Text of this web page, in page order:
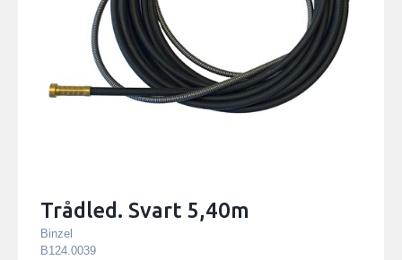
Trådled. Svart 5,40m
Binzel
B124.0039